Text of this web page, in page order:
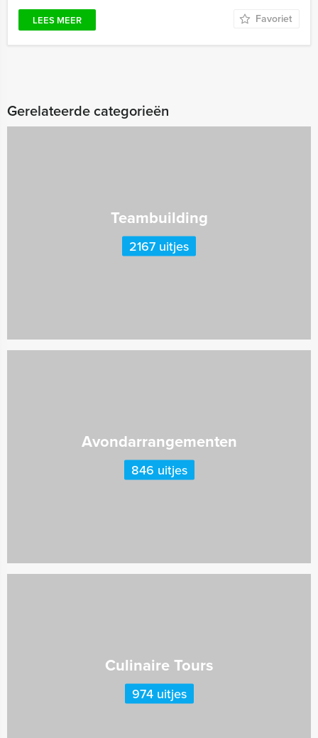
LEES MEER Favoriet
Gerelateerde categorieën
Teambuilding
2167 uitjes
Avondarrangementen
846 uitjes
Culinaire Tours
974 uitjes